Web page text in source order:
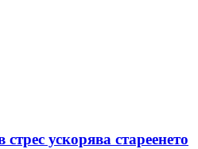
ускорява стареенето